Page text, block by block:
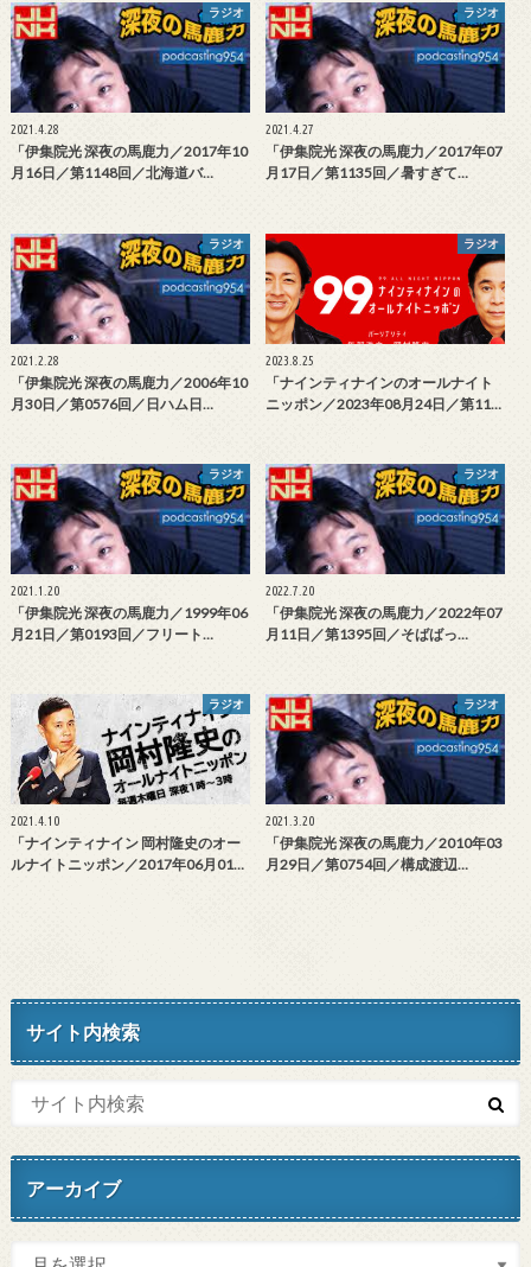
ラジオ
2021.4.28
「伊集院光 深夜の馬鹿力／2017年10
月16日／第1148回／北海道バ…
ラジオ
2021.4.27
「伊集院光 深夜の馬鹿力／2017年07
月17日／第1135回／暑すぎて…
ラジオ
2021.2.28
「伊集院光 深夜の馬鹿力／2006年10
月30日／第0576回／日ハム日…
ラジオ
2023.8.25
「ナインティナインのオールナイト
ニッポン／2023年08月24日／第11…
ラジオ
2021.1.20
「伊集院光 深夜の馬鹿力／1999年06
月21日／第0193回／フリート…
ラジオ
2022.7.20
「伊集院光 深夜の馬鹿力／2022年07
月11日／第1395回／そばばっ…
ラジオ
2021.4.10
「ナインティナイン 岡村隆史のオー
ルナイトニッポン／2017年06月01…
ラジオ
2021.3.20
「伊集院光 深夜の馬鹿力／2010年03
月29日／第0754回／構成渡辺…
サイト内検索
アーカイブ